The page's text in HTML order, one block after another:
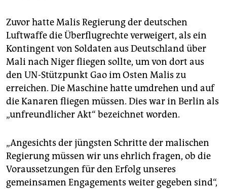
Zuvor hatte Malis Regierung der deutschen
Luftwaffe die Überflugrechte verweigert, als ein
Kontingent von Soldaten aus Deutschland über
Mali nach Niger fliegen sollte, um von dort aus
den UN-Stützpunkt Gao im Osten Malis zu
erreichen. Die Maschine hatte umdrehen und auf
die Kanaren fliegen müssen. Dies war in Berlin als
„unfreundlicher Akt“ bezeichnet worden.
„Angesichts der jüngsten Schritte der malischen
Regierung müssen wir uns ehrlich fragen, ob die
Voraussetzungen für den Erfolg unseres
gemeinsamen Engagements weiter gegeben sind“,